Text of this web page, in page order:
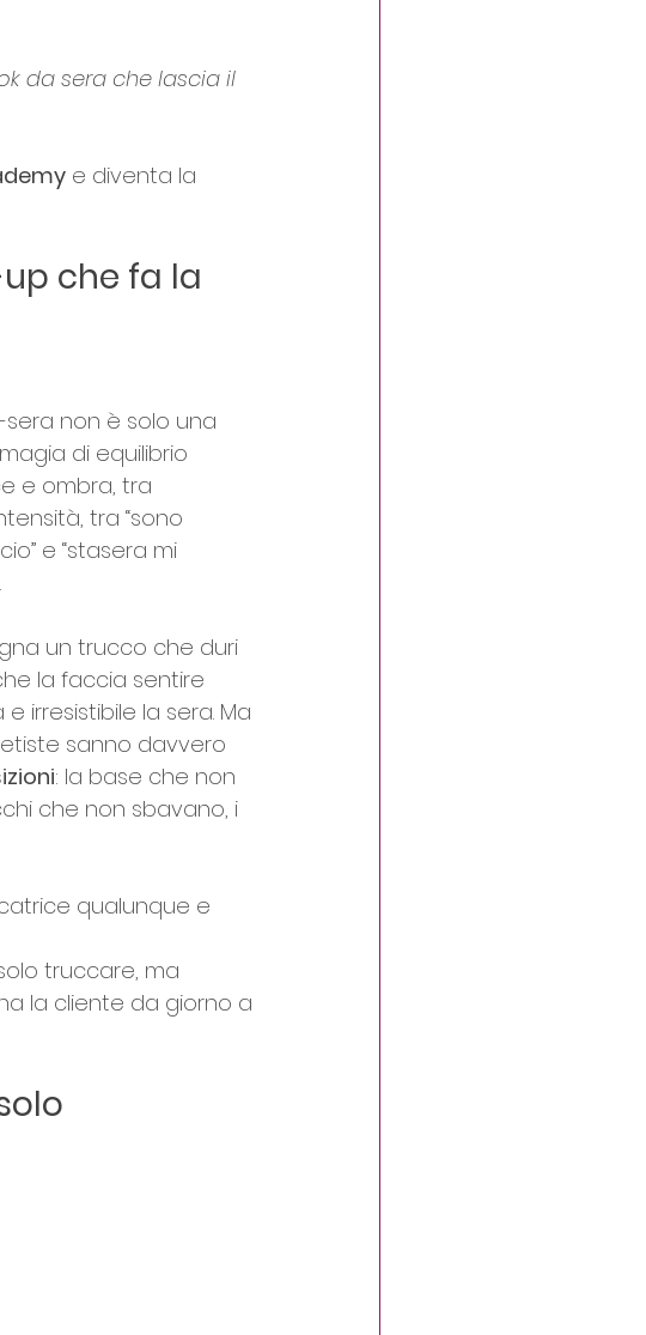
da sera che lascia il
e diventa la
che fa la
non è solo una
di equilibrio
e ombra, tra
tra “sono
e “stasera mi
un trucco che duri
la faccia sentire
irresistibile la sera. Ma
sanno davvero
: la base che non
che non sbavano, i
qualunque e
truccare, ma
la cliente da giorno a